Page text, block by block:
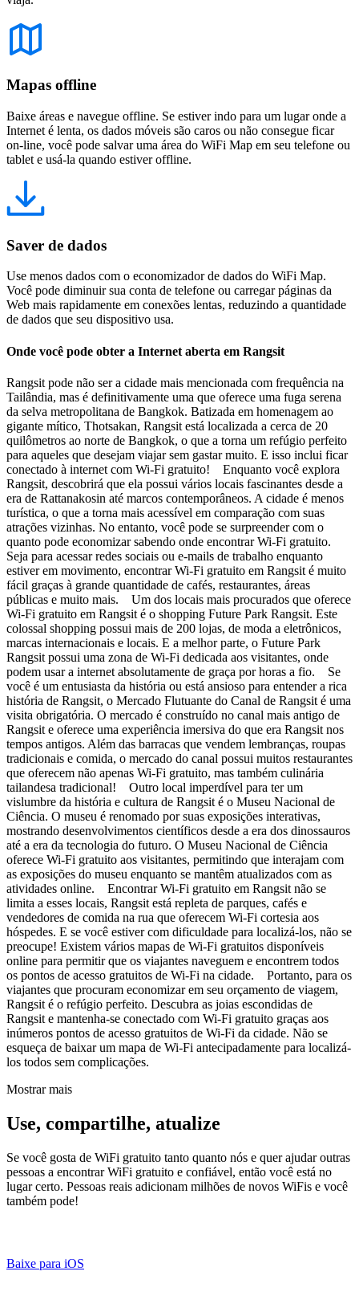
Mapas offline
Baixe áreas e navegue offline. Se estiver indo para um lugar onde a
Internet é lenta, os dados móveis são caros ou não consegue ficar
on-line, você pode salvar uma área do WiFi Map em seu telefone ou
tablet e usá-la quando estiver offline.
Saver de dados
Use menos dados com o economizador de dados do WiFi Map.
Você pode diminuir sua conta de telefone ou carregar páginas da
Web mais rapidamente em conexões lentas, reduzindo a quantidade
de dados que seu dispositivo usa.
Onde você pode obter a Internet aberta em Rangsit
Rangsit pode não ser a cidade mais mencionada com frequência na
Tailândia, mas é definitivamente uma que oferece uma fuga serena
da selva metropolitana de Bangkok. Batizada em homenagem ao
gigante mítico, Thotsakan, Rangsit está localizada a cerca de 20
quilômetros ao norte de Bangkok, o que a torna um refúgio perfeito
para aqueles que desejam viajar sem gastar muito. E isso inclui ficar
conectado à internet com Wi-Fi gratuito! Enquanto você explora
Rangsit, descobrirá que ela possui vários locais fascinantes desde a
era de Rattanakosin até marcos contemporâneos. A cidade é menos
turística, o que a torna mais acessível em comparação com suas
atrações vizinhas. No entanto, você pode se surpreender com o
quanto pode economizar sabendo onde encontrar Wi-Fi gratuito.
Seja para acessar redes sociais ou e-mails de trabalho enquanto
estiver em movimento, encontrar Wi-Fi gratuito em Rangsit é muito
fácil graças à grande quantidade de cafés, restaurantes, áreas
públicas e muito mais. Um dos locais mais procurados que oferece
Wi-Fi gratuito em Rangsit é o shopping Future Park Rangsit. Este
colossal shopping possui mais de 200 lojas, de moda a eletrônicos,
marcas internacionais e locais. E a melhor parte, o Future Park
Rangsit possui uma zona de Wi-Fi dedicada aos visitantes, onde
podem usar a internet absolutamente de graça por horas a fio. Se
você é um entusiasta da história ou está ansioso para entender a rica
história de Rangsit, o Mercado Flutuante do Canal de Rangsit é uma
visita obrigatória. O mercado é construído no canal mais antigo de
Rangsit e oferece uma experiência imersiva do que era Rangsit nos
tempos antigos. Além das barracas que vendem lembranças, roupas
tradicionais e comida, o mercado do canal possui muitos restaurantes
que oferecem não apenas Wi-Fi gratuito, mas também culinária
tailandesa tradicional! Outro local imperdível para ter um
vislumbre da história e cultura de Rangsit é o Museu Nacional de
Ciência. O museu é renomado por suas exposições interativas,
mostrando desenvolvimentos científicos desde a era dos dinossauros
até a era da tecnologia do futuro. O Museu Nacional de Ciência
oferece Wi-Fi gratuito aos visitantes, permitindo que interajam com
as exposições do museu enquanto se mantêm atualizados com as
atividades online. Encontrar Wi-Fi gratuito em Rangsit não se
limita a esses locais, Rangsit está repleta de parques, cafés e
vendedores de comida na rua que oferecem Wi-Fi cortesia aos
hóspedes. E se você estiver com dificuldade para localizá-los, não se
preocupe! Existem vários mapas de Wi-Fi gratuitos disponíveis
online para permitir que os viajantes naveguem e encontrem todos
os pontos de acesso gratuitos de Wi-Fi na cidade. Portanto, para os
viajantes que procuram economizar em seu orçamento de viagem,
Rangsit é o refúgio perfeito. Descubra as joias escondidas de
Rangsit e mantenha-se conectado com Wi-Fi gratuito graças aos
inúmeros pontos de acesso gratuitos de Wi-Fi da cidade. Não se
esqueça de baixar um mapa de Wi-Fi antecipadamente para localizá-
los todos sem complicações.
Mostrar mais
Use, compartilhe, atualize
Se você gosta de WiFi gratuito tanto quanto nós e quer ajudar outras
pessoas a encontrar WiFi gratuito e confiável, então você está no
lugar certo. Pessoas reais adicionam milhões de novos WiFis e você
também pode!
Baixe para iOS